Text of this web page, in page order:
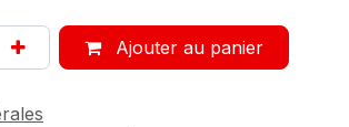
Ajouter au panier